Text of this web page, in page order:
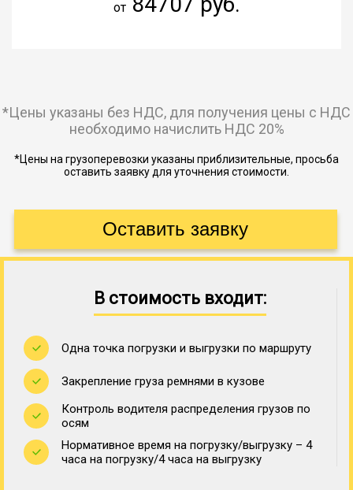
от
*Цены указаны без НДС, для получения цены с НДС
необходимо начислить НДС 20%
*Цены на грузоперевозки указаны приблизительные, просьба
оставить заявку для уточнения стоимости.
В стоимость входит:
Одна точка погрузки и выгрузки по маршруту
Закрепление груза ремнями в кузове
Контроль водителя распределения грузов по
осям
Нормативное время на погрузку/выгрузку – 4
часа на погрузку/4 часа на выгрузку